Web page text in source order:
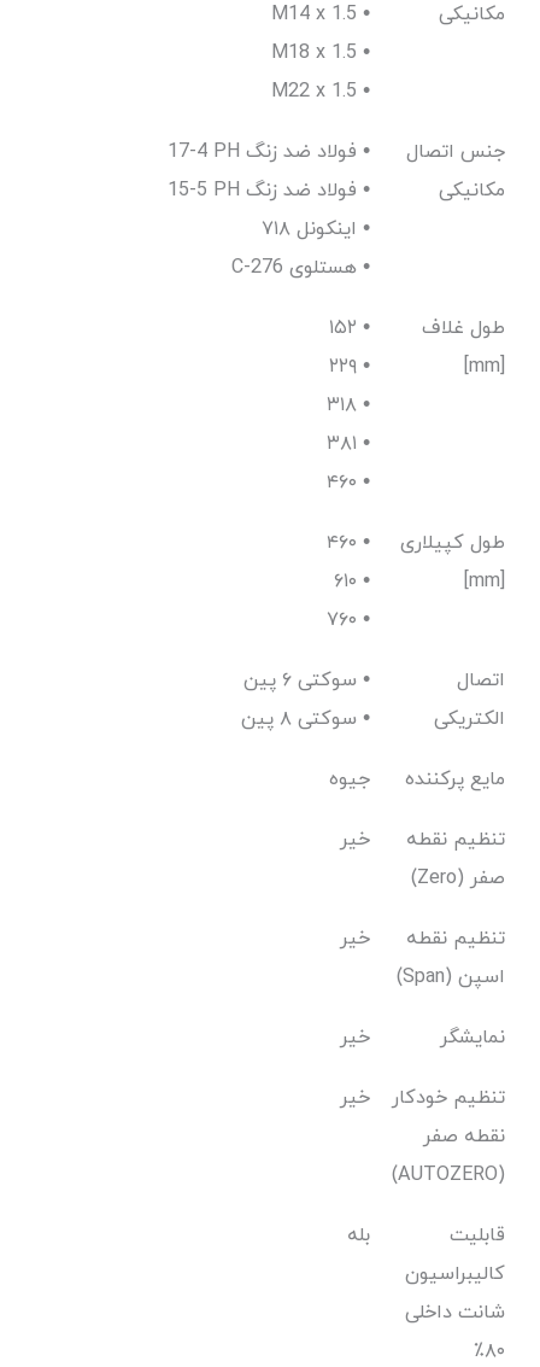
مکانیکی
M14 x 1.5 •
M18 x 1.5 •
M22 x 1.5 •
جنس اتصال
مکانیکی
17-4 PH فولاد ضد زنگ •
15-5 PH فولاد ضد زنگ •
اینکونل ۷۱۸ •
C-276 هستلوی •
طول غلاف
[mm]
۱۵۲ •
۲۲۹ •
۳۱۸ •
۳۸۱ •
۴۶۰ •
طول کپیلاری
[mm]
۴۶۰ •
۶۱۰ •
۷۶۰ •
اتصال
الکتریکی
سوکتی ۶ پین •
سوکتی ۸ پین •
مایع پرکننده جیوه
تنظیم نقطه
صفر (Zero)
خیر
تنظیم نقطه
اسپن (Span)
خیر
نمایشگر خیر
تنظیم خودکار
نقطه صفر
(AUTOZERO)
خیر
قابلیت
کالیبراسیون
شانت داخلی
۸۰٪
بله